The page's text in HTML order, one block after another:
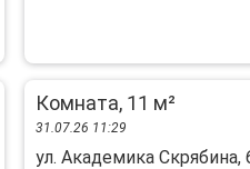
Комната, 11 м²
31.07.26 11:29
ул. Академика Скрябина,